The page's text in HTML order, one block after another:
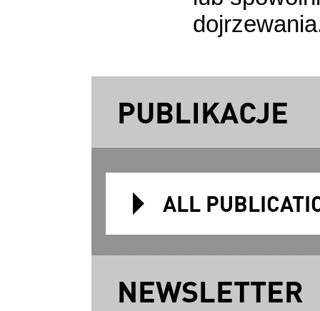
PUBLIKACJE
ALL
NEWSLETTER